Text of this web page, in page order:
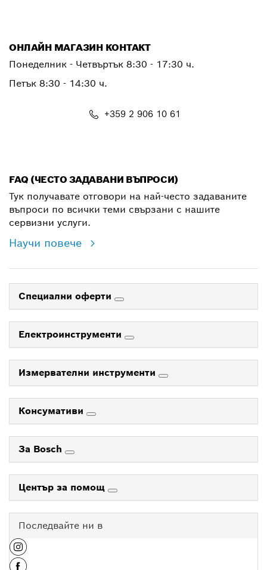
ОНЛАЙН МАГАЗИН КОНТАКТ
Понеделник - Четвъртък 8:30 - 17:30 ч.
Петък 8:30 - 14:30 ч.
+359 2 906 10 61
FAQ (ЧЕСТО ЗАДАВАНИ ВЪПРОСИ)
Тук получавате отговори на най-често задаваните
въпроси по всички теми свързани с нашите
сервизни услуги.
Научи повече
Специални оферти
Електроинструменти
Измервателни инструменти
Консумативи
За Bosch
Център за помощ
Последвайте ни в